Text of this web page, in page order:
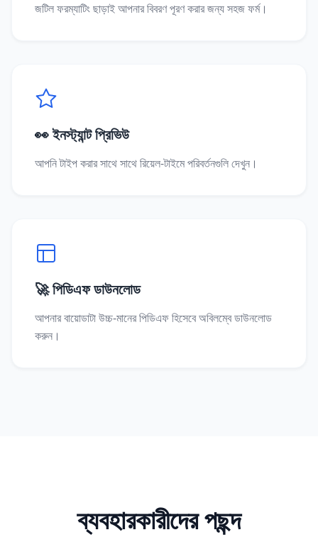
জটিল ফরম্যাটিং ছাড়াই আপনার বিবরণ পূরণ করার জন্য সহজ ফর্ম।
👀 ইনস্ট্যান্ট প্রিভিউ
আপনি টাইপ করার সাথে সাথে রিয়েল-টাইমে পরিবর্তনগুলি দেখুন।
🚀 পিডিএফ ডাউনলোড
আপনার বায়োডাটা উচ্চ-মানের পিডিএফ হিসেবে অবিলম্বে ডাউনলোড
করুন।
ব্যবহারকারীদের পছন্দ